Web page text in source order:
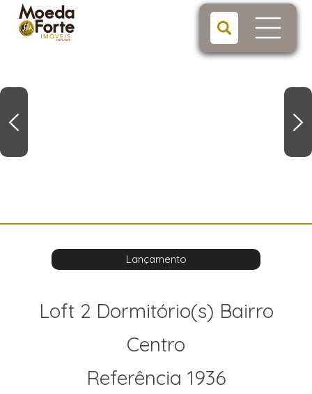
Lançamento
Loft 2 Dormitório(s) Bairro
Centro
Referência 1936